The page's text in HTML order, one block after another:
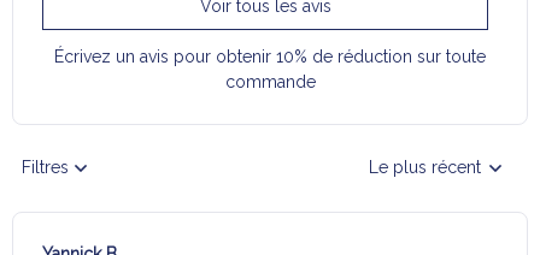
Voir tous les avis
Écrivez un avis pour obtenir 10% de réduction sur toute
commande
Filtres Le plus récent